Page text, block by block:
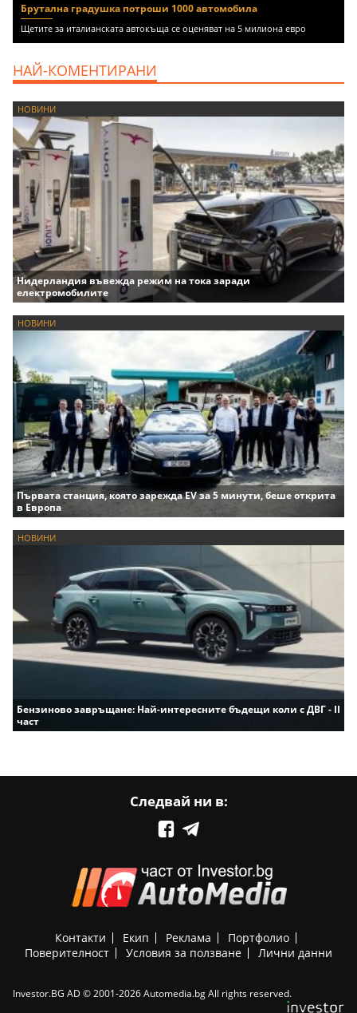
Брутална градушка потроши 1000 автомобила
Щетите за италианската автокъща се оценяват на 5 милиона евро
НАЙ-КОМЕНТИРАНИ
НОВИНИ
Нидерландия въвежда режим на тока заради
електромобилите
НОВИНИ
Първата станция, която зарежда EV за 5 минути, беше открита
в Европа
НОВИНИ
Бензиново завръщане: Най-интересните бъдещи коли с ДВГ - II
част
Следвай ни в:
Контакти Екип Реклама
Портфолио
Поверителност
Условия за ползване Лични данни
Investor.BG AD © 2001-2026 Automedia.bg All rights reserved.